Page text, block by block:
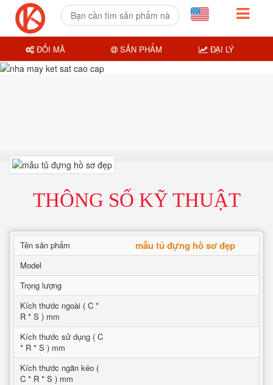
THÔNG SỐ KỸ THUẬT
Tên sản phẩm mẫu tủ đựng hồ sơ đẹp
Model
Trọng lượng
Kích thước ngoài ( C *
R * S ) mm
Kích thước sử dụng ( C
* R * S ) mm
Kích thước ngăn kéo (
C * R * S ) mm
ĐỔI MÃ SẢN PHẨM ĐẠI LÝ